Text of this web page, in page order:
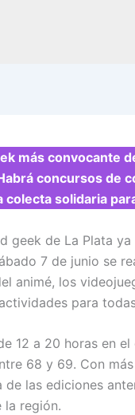
más convocante
concursos de
colecta solidaria
geek de La Plata
7 de junio se
animé, los
para
12 a 20 horas en
68 y 69. Con
de las ediciones
la región.